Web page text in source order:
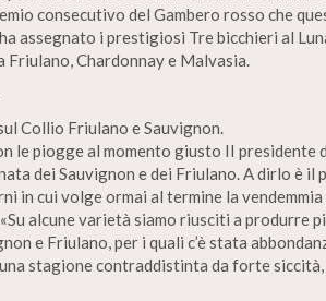
consecutivo del Gambero rosso che
assegnato i prestigiosi Tre bicchieri al
Chardonnay e Malvasia.
Collio Friulano e Sauvignon.
le piogge al momento giusto II presidente
dei Sauvignon e dei Friulano. A dirlo è
in cui volge ormai al termine la
alcune varietà siamo riusciti a produrre
e Friulano, per i quali c’è stata
stagione contraddistinta da forte siccità,